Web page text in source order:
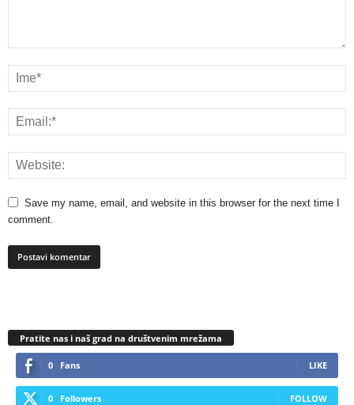
Save my name, email, and website in this browser for the next time I
comment.
Pratite nas i naš grad na društvenim mrežama
0 Fans LIKE
0 Followers FOLLOW